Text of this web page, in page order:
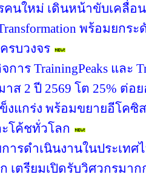
นใหม่ เดินหน้าขับเคลื่อ
Transformation พร้อมย
รบวงจร
าร TrainingPeaks และ
าส 2 ปี 2569 โต 25% ต่
งแกร่ง พร้อมขยายอีโคซิ
โค้ชทั่วโลก
ารดำเนินงานในประเทศ
เตรียมเปิดรับวิศวกรมาก